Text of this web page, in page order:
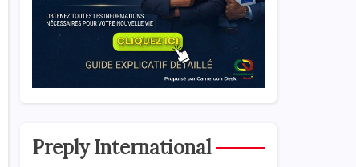
Preply International